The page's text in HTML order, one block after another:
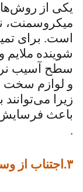
یکی از
میکروسمنت،
است. برای
شوینده ملایم
سطح آسیب
و لوازم سخت
زیرا
باعث
.
۳. اجتناب از